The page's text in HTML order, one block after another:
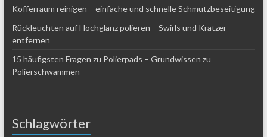
Kofferraum reinigen – einfache und schnelle Schmutzbeseitigung
Rückleuchten auf Hochglanz polieren – Swirls und Kratzer
entfernen
15 häufigsten Fragen zu Polierpads – Grundwissen zu
Polierschwämmen
Schlagwörter